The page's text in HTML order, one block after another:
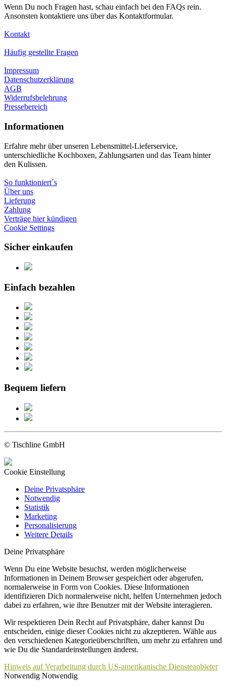
Wenn Du noch Fragen hast, schau einfach bei den FAQs rein.
Ansonsten kontaktiere uns über das Kontaktformular.
Kontakt
Häufig gestellte Fragen
Impressum
Datenschutzerklärung
AGB
Widerrufsbelehrung
Pressebereich
Informationen
Erfahre mehr über unseren Lebensmittel-Lieferservice,
unterschiedliche Kochboxen, Zahlungsarten und das Team hinter
den Kulissen.
So funktioniert´s
Über uns
Lieferung
Zahlung
Verträge hier kündigen
Cookie Settings
Sicher einkaufen
Einfach bezahlen
Bequem liefern
© Tischline GmbH
Cookie Einstellung
Deine Privatsphäre
Notwendig
Statistik
Marketing
Personalisierung
Weitere Details
Deine Privatsphäre
Wenn Du eine Website besuchst, werden möglicherweise
Informationen in Deinem Browser gespeichert oder abgerufen,
normalerweise in Form von Cookies. Diese Informationen
identifizieren Dich normalerweise nicht, helfen Unternehmen jedoch
dabei zu erfahren, wie ihre Benutzer mit der Website interagieren.
Wir respektieren Dein Recht auf Privatsphäre, daher kannst Du
entscheiden, einige dieser Cookies nicht zu akzeptieren. Wähle aus
den verschiedenen Kategorieüberschriften, um mehr zu erfahren und
wie Du die Standardeinstellungen änderst.
Hinweis auf Verarbeitung durch US-amerikanische Diensteanbieter
Notwendig Notwendig